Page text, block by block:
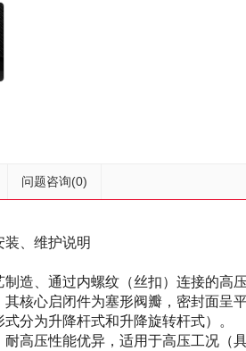
问题咨询(0)
装、维护说明
造、通过内螺纹（丝扣）连接的高
核心启闭件为塞形阀瓣，密封面
分为升降杆式和升降旋转杆式）。
高压性能优异，适用于高压工况（